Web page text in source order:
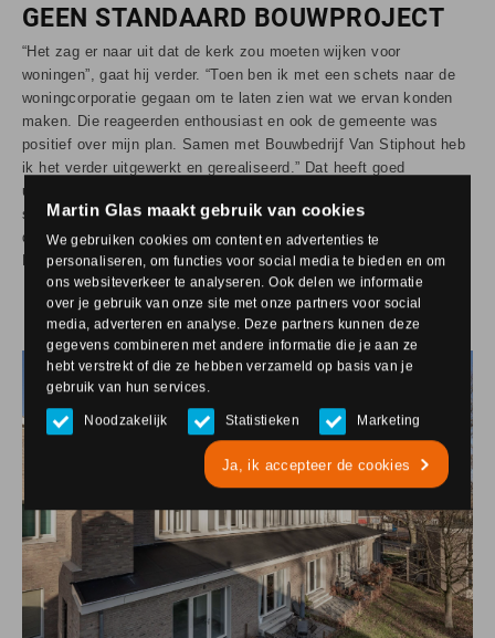
Martin Glas maakt gebruik van cookies
We gebruiken cookies om content en advertenties te
personaliseren, om functies voor social media te bieden en om
ons websiteverkeer te analyseren. Ook delen we informatie
over je gebruik van onze site met onze partners voor social
media, adverteren en analyse. Deze partners kunnen deze
gegevens combineren met andere informatie die je aan ze
hebt verstrekt of die ze hebben verzameld op basis van je
gebruik van hun services.
Noodzakelijk Statistieken Marketing
Ja, ik accepteer de cookies
GEEN STANDAARD BOUWPROJECT
“Het zag er naar uit dat de kerk zou moeten wijken voor
woningen”, gaat hij verder. “Toen ben ik met een schets naar de
woningcorporatie gegaan om te laten zien wat we ervan konden
maken. Die reageerden enthousiast en ook de gemeente was
positief over mijn plan. Samen met Bouwbedrijf Van Stiphout heb
ik het verder uitgewerkt en gerealiseerd.” Dat heeft goed
uitgepakt, vertelt Van den Tillaart. “Als de kerk gesloopt zou zijn,
stond er nu misschien een standaard bouwproject. Het is mooi
dat we dit hebben kunnen behouden, ook voor de bevolking van
Boskant omdat jonge starters zo in het dorp kunnen blijven.”